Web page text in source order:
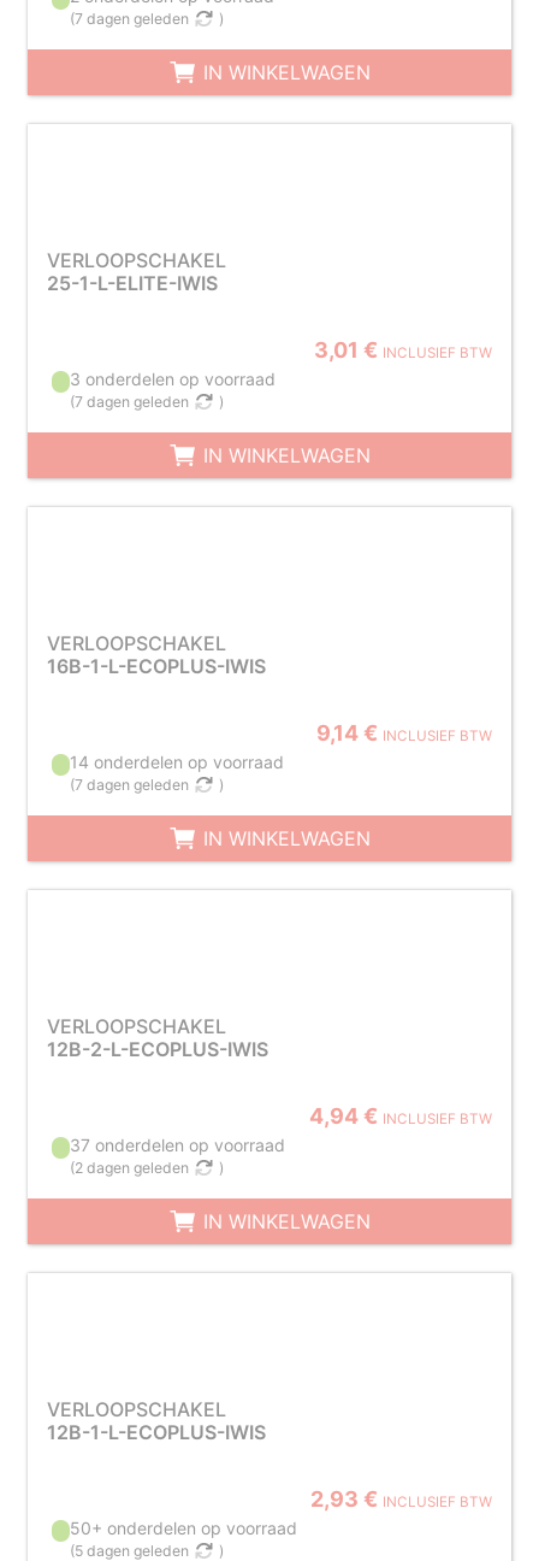
(7 dagen geleden )
IN WINKELWAGEN
VERLOOPSCHAKEL
25-1-L-ELITE-IWIS
3,01 € INCLUSIEF BTW
3 onderdelen op voorraad
(7 dagen geleden )
IN WINKELWAGEN
VERLOOPSCHAKEL
16B-1-L-ECOPLUS-IWIS
9,14 € INCLUSIEF BTW
14 onderdelen op voorraad
(7 dagen geleden )
IN WINKELWAGEN
VERLOOPSCHAKEL
12B-2-L-ECOPLUS-IWIS
4,94 € INCLUSIEF BTW
37 onderdelen op voorraad
(2 dagen geleden )
IN WINKELWAGEN
VERLOOPSCHAKEL
12B-1-L-ECOPLUS-IWIS
2,93 € INCLUSIEF BTW
50+ onderdelen op voorraad
(5 dagen geleden )